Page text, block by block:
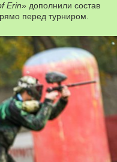
Erin» дополнили состав
перед турниром.